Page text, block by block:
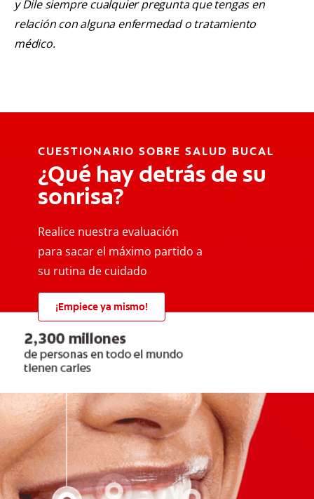
y Dile siempre cualquier pregunta que tengas en
relación con alguna enfermedad o tratamiento
médico.
CUESTIONARIO SOBRE SALUD BUCAL
¿Qué hay detrás de su
sonrisa?
Realice nuestra evaluación
para sacar el máximo partido a
su rutina de cuidado
¡Empiece ya mismo!